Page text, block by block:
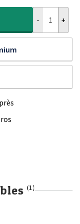
230,00 €.
159,90 €.
(1)